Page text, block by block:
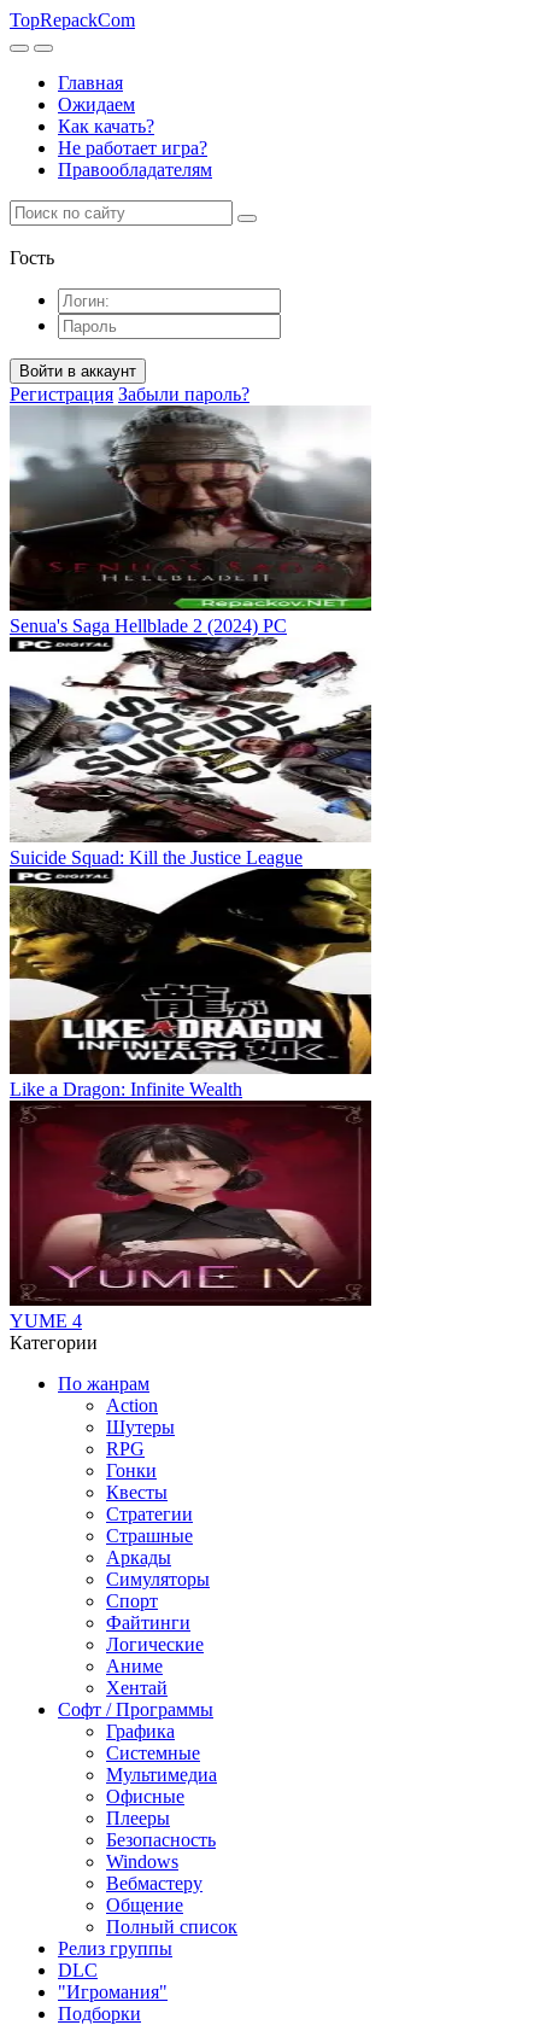
TopRepackCom
Главная
Ожидаем
Как качать?
Не работает игра?
Правообладателям
Гость
Войти в аккаунт
Регистрация Забыли пароль?
Senua's Saga Hellblade 2 (2024) PC
Suicide Squad: Kill the Justice League
Like a Dragon: Infinite Wealth
YUME 4
Категории
По жанрам
Action
Шутеры
RPG
Гонки
Квесты
Стратегии
Страшные
Аркады
Симуляторы
Спорт
Файтинги
Логические
Аниме
Хентай
Софт / Программы
Графика
Системные
Мультимедиа
Офисные
Плееры
Безопасность
Windows
Вебмастеру
Общение
Полный список
Релиз группы
DLC
"Игромания"
Подборки